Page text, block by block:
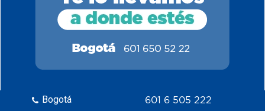
Bogotá
601 6 505 222